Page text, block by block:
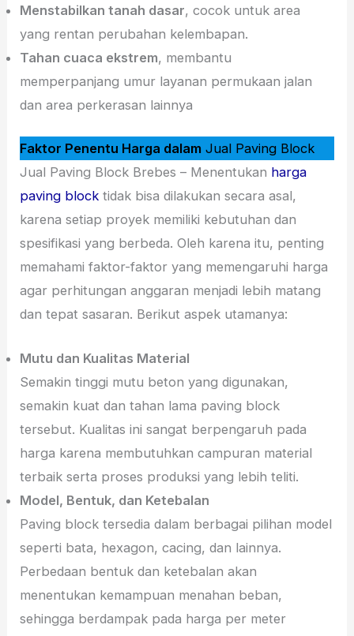
Menstabilkan tanah dasar, cocok untuk area
yang rentan perubahan kelembapan.
Tahan cuaca ekstrem, membantu
memperpanjang umur layanan permukaan jalan
dan area perkerasan lainnya
Faktor Penentu Harga dalam Jual Paving Block
Jual Paving Block Brebes – Menentukan harga
paving block tidak bisa dilakukan secara asal,
karena setiap proyek memiliki kebutuhan dan
spesifikasi yang berbeda. Oleh karena itu, penting
memahami faktor-faktor yang memengaruhi harga
agar perhitungan anggaran menjadi lebih matang
dan tepat sasaran. Berikut aspek utamanya:
Mutu dan Kualitas Material
Semakin tinggi mutu beton yang digunakan,
semakin kuat dan tahan lama paving block
tersebut. Kualitas ini sangat berpengaruh pada
harga karena membutuhkan campuran material
terbaik serta proses produksi yang lebih teliti.
Model, Bentuk, dan Ketebalan
Paving block tersedia dalam berbagai pilihan model
seperti bata, hexagon, cacing, dan lainnya.
Perbedaan bentuk dan ketebalan akan
menentukan kemampuan menahan beban,
sehingga berdampak pada harga per meter